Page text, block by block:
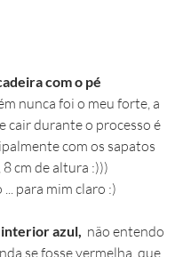
com o pé
nunca foi o meu forte, a
cair durante o processo é
com os sapatos
cm de altura :)))
para mim claro :)
azul,
  não entendo
se fosse vermelha, que